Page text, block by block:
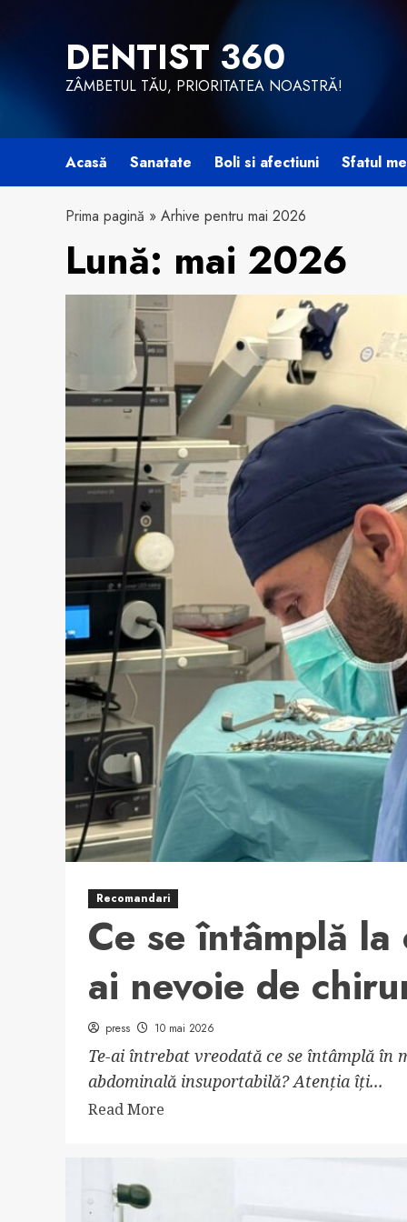
DENTIST 360
ZÂMBETUL TĂU, PRIORITATEA NOASTRĂ!
Acasă Sanatate Boli si afectiuni Sfatul
Prima pagină » Arhive pentru mai 2026
Lună: mai 2026
Recomandari
Ce se întâmplă
ai nevoie de
press 10 mai 2026
Te-ai întrebat vreodată ce se întâmplă în
abdominală insuportabilă? Atenția îți...
Read More